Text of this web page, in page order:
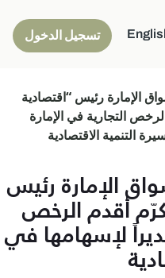
تسجيل الدخول
الإمارة رئيس “اقتصادية
التجارية في الإمارة
التنمية الاقتصادية
الإمارة رئيس
أقدم الرخص
لإسهامها في